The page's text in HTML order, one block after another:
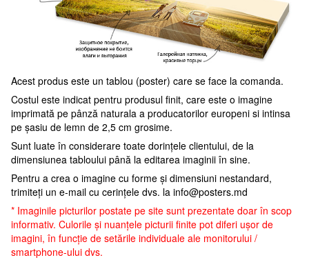
Acest produs este un tablou (poster) care se face la comanda.
Costul este indicat pentru produsul finit, care este o imagine
imprimată pe pânză naturala a producatorilor europeni si intinsa
pe șasiu de lemn de 2,5 cm grosime.
Sunt luate în considerare toate dorințele clientului, de la
dimensiunea tabloului până la editarea imaginii în sine.
Pentru a crea o imagine cu forme și dimensiuni nestandard,
trimiteți un e-mail cu cerințele dvs. la info@posters.md
* Imaginile picturilor postate pe site sunt prezentate doar în scop
informativ. Culorile și nuanțele picturii finite pot diferi ușor de
imagini, în funcție de setările individuale ale monitorului /
smartphone-ului dvs.